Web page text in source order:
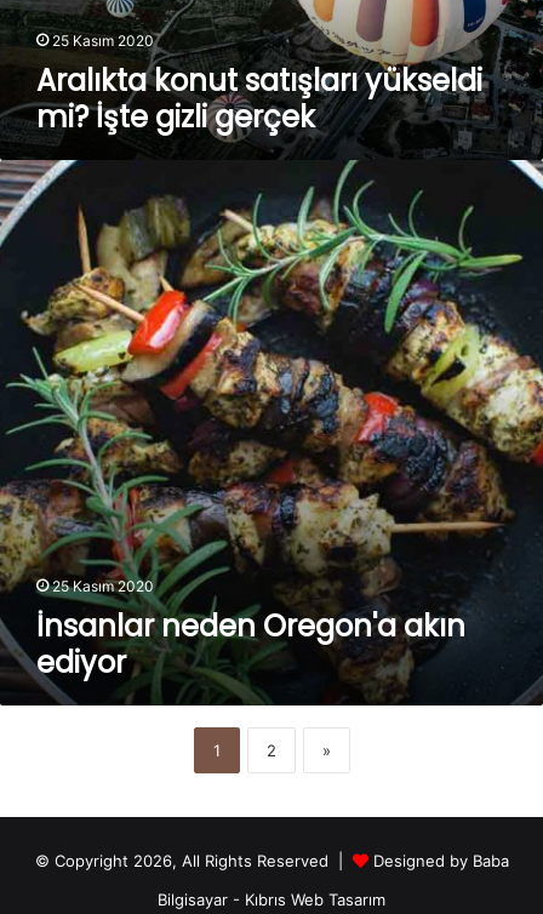
25 Kasım 2020
Aralıkta konut satışları yükseldi
mi? İşte gizli gerçek
İnsanlar
neden
Oregon'a
akın
25 Kasım 2020
İnsanlar neden Oregon'a akın
ediyor
1 2 »
© Copyright 2026, All Rights Reserved | Designed by Baba
Bilgisayar - Kıbrıs Web Tasarım